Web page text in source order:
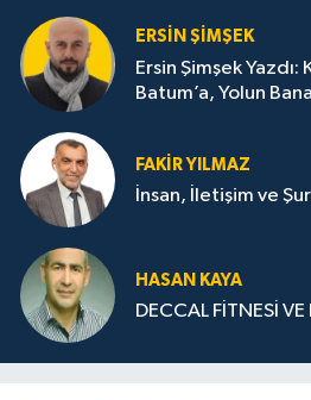
ERSIN ŞIMŞEK
Ersin Şimşek
Batum’a, Yolun
FAKIR YILMAZ
İnsan, İletişim ve
HASAN KAYA
DECCAL FİTNESİ VE